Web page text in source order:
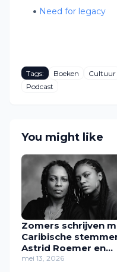
Need for legacy
Tags: Boeken Cultuur
Podcast
You might like
Zomers schrijven
Caribische
Astrid Roemer en
Radna Fabias
mei 13, 2026